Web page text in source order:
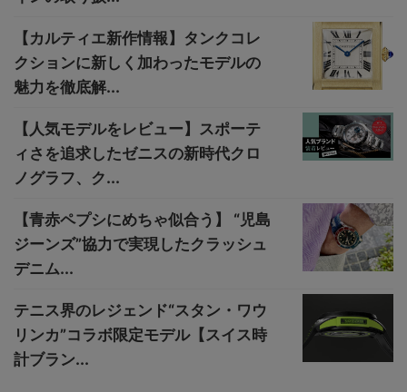
【カルティエ新作情報】タンクコレ
クションに新しく加わったモデルの
魅力を徹底解...
【人気モデルをレビュー】スポーテ
ィさを追求したゼニスの新時代クロ
ノグラフ、ク...
【青赤ペプシにめちゃ似合う】 “児島
ジーンズ”協力で実現したクラッシュ
デニム...
テニス界のレジェンド“スタン・ワウ
リンカ”コラボ限定モデル【スイス時
計ブラン...